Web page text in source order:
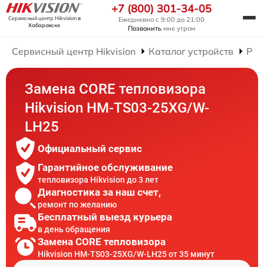
Сервисный центр Hikvisionв
Хабаровске
+7 (800) 301-34-05
Ежедневно с 9:00 до 21:00
Позвонить мне утром
Сервисный центр Hikvision Каталог устройств
Замена CORE тепловизора
Hikvision HM-TS03-25XG/W-
LH25
Официальный сервис
Гарантийное обслуживание
тепловизора Hikvision до 3 лет
Диагностика за наш счет,
ремонт по желанию
Бесплатный выезд курьера
в день обращения
Замена CORE тепловизора
Hikvision HM-TS03-25XG/W-LH25 от 35 минут